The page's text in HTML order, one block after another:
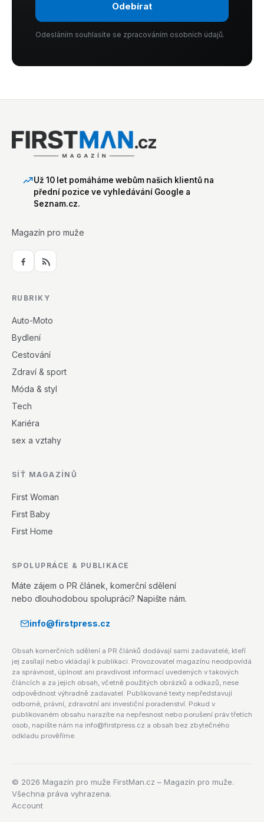
Odebírat
Odesláním souhlasíte se zpracováním osobních údajů.
Už 10 let pomáháme webům našich klientů na
přední pozice ve vyhledávání Google a
Seznam.cz.
Magazín pro muže
RUBRIKY
Auto-Moto
Bydlení
Cestování
Zdraví & sport
Móda & styl
Tech
Kariéra
sex a vztahy
SÍŤ MAGAZÍNŮ
First Woman
First Baby
First Home
SPOLUPRÁCE & PUBLIKACE
Máte zájem o PR článek, komerční sdělení
nebo dlouhodobou spolupráci? Napište nám.
info@firstpress.cz
Obsah komerčních sdělení a PR článků dodávají sami zadavatelé, kteří
jej zasílají nebo vkládají k publikaci. Provozovatel magazínu neodpovídá
za správnost, úplnost ani pravdivost informací uvedených v takových
článcích a za jejich obsah, včetně použitých obrázků a odkazů, nese
odpovědnost výhradně zadavatel. Publikované texty nepředstavují
odborné, právní, zdravotní ani investiční poradenství. Pokud v
publikovaném obsahu narazíte na nepřesnost nebo porušení práv třetích
osob, napište nám na info@firstpress.cz a obsah bez zbytečného
odkladu prověříme.
© 2026 Magazín pro muže FirstMan.cz – Magazín pro muže.
Všechna práva vyhrazena.
Account